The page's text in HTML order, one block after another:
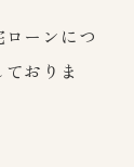
ーンにつ
おりま